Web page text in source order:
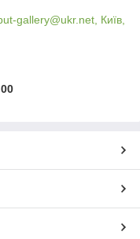
gallery@ukr.net, Київ,